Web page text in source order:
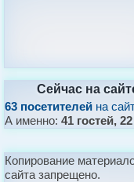
Сейчас на
63 посетителей на
А именно:41 гостей,
Копирование
сайта запрещено.